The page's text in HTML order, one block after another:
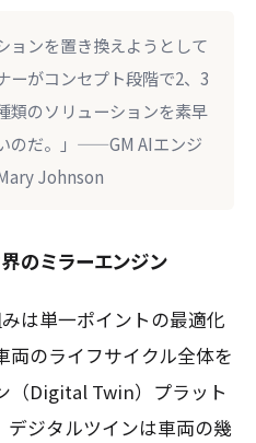
ョンを置き換えようとして
ーがコンセプト段階で2、3
類のソリューションを素早
のだ。」——GM AIエンジ
Johnson
のミラーエンジン
は単一ポイントの最適化
両のライフサイクル全体を
（Digital Twin）プラット
デジタルツインは車両の幾